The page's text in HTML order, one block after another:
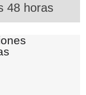
48 horas